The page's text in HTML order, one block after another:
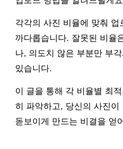
각각의 사진 비율에 맞춰
까다롭습니다. 잘못된 비율
나, 의도치 않은 부분만 부
있습니다.
이 글을 통해 각 비율별 최
히 파악하고, 당신의 사진이
돋보이게 만드는 비결을 얻